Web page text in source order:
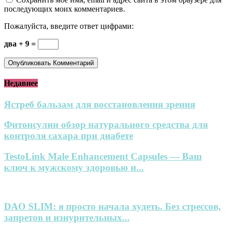
последующих моих комментариев.
Пожалуйста, введите ответ цифрами:
два + 9 =
Недавнее
Ястреб бальзам для восстановления зрения
Фитонсулин обзор натурального средства для
контроля сахара при диабете
TestoLink Male Enhancement Capsules — Ваш
ключ к мужскому здоровью и...
DAO SLIM: я просто начала худеть. Без стрессов,
запретов и изнурительных...